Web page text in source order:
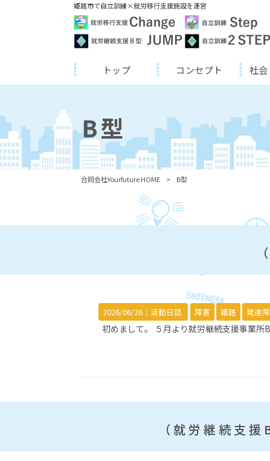
姫路市で自立訓練×就労移行支援施設を運営
トップ コンセプト 社
B型
合同会社Yourfuture HOME > B型
2026/06/26｜ 活動日誌 障害 姫路 発達
初めまして。 ５月より就労継続支援事業
（就労継続支